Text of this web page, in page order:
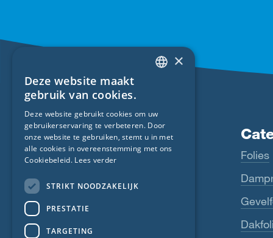
Producten
Fentrim
Folies
FRENCH
CZECH
×
Deze website maakt
gebruik van cookies.
Deze website gebruikt cookies om uw
gebruikerservaring te verbeteren. Door
onze website te gebruiken, stemt u in met
alle cookies in overeenstemming met ons
Cookiebeleid. Lees verder
STRIKT NOODZAKELIJK
PRESTATIE
TARGETING